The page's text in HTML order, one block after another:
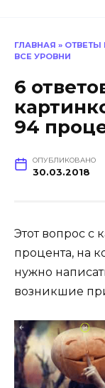
ГЛАВНАЯ » ОТВЕТЫ
ВСЕ УРОВНИ
6
94
ОПУБЛИКОВАНО
30.03.2018
Этот вопрос с
процента, на
нужно
возникшие